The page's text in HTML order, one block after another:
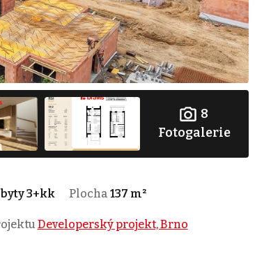
8
Fotogalerie
byty 3+kk Plocha 137 m²
Developerský projekt, Brno